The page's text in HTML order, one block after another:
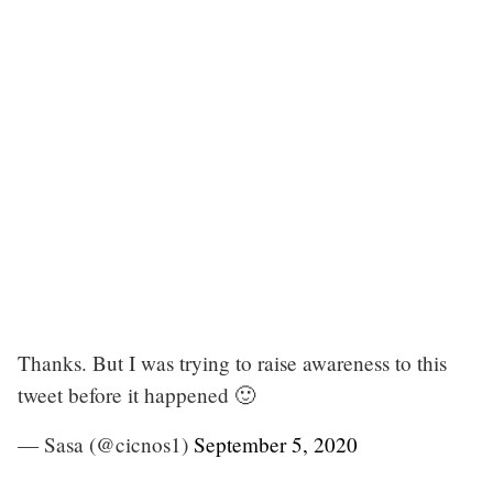
Thanks. But I was trying to raise awareness to this
tweet before it happened 🙂
— Sasa (@cicnos1) September 5, 2020